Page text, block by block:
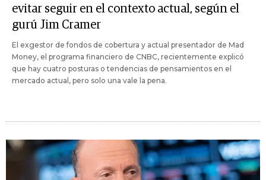
evitar seguir en el contexto actual, según el
gurú Jim Cramer
El exgestor de fondos de cobertura y actual presentador de Mad
Money, el programa financiero de CNBC, recientemente explicó
que hay cuatro posturas o tendencias de pensamientos en el
mercado actual, pero solo una vale la pena.